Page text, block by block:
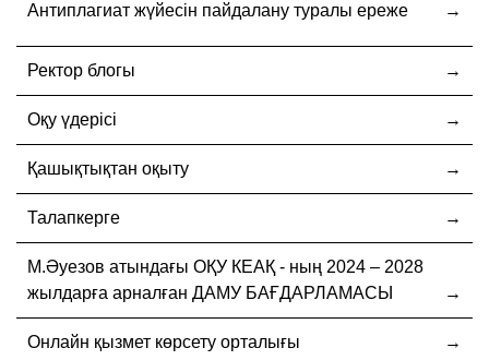
Антиплагиат жүйесін пайдалану туралы ереже
Ректор блогы
Оқу үдерісі
Қашықтықтан оқыту
Талапкерге
М.Әуезов атындағы ОҚУ КЕАҚ - ның 2024 – 2028
жылдарға арналған ДАМУ БАҒДАРЛАМАСЫ
Онлайн қызмет көрсету орталығы